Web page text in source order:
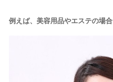
例えば、美容用品やエステの場合